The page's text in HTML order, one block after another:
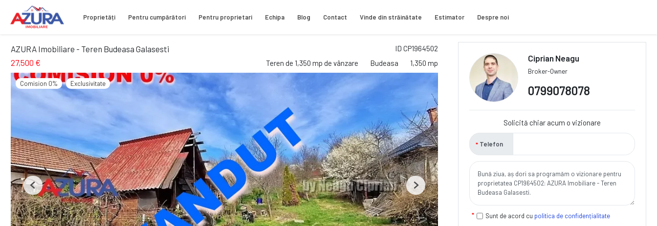
Proprietăți Pentru cumpărători Pentru proprietari Echipa Blog Contact Vinde din străinătate Estimator Despre noi
ID CP1964502
AZURA Imobiliare - Teren Budeasa Galasesti
27,500 €
Teren de 1,350 mp de vânzare Budeasa 1,350 mp
Comision 0% Exclusivitate
Previous Next
Ciprian Neagu
Broker-Owner
0799078078
Solicită chiar acum o vizionare
Telefon
Sunt de acord cu politica de confidențialitate